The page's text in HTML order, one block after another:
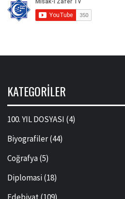
KATEGORILER
100. YIL DOSYASI (4)
Biyografiler(44)
Coğrafya(5)
Diplomasi(18)